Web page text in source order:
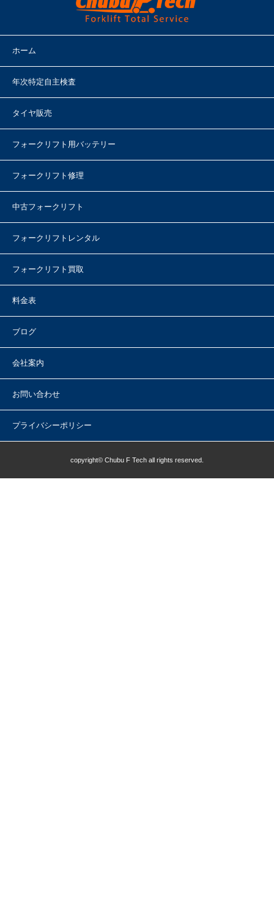
ホーム
年次特定自主検査
タイヤ販売
フォークリフト用バッテリー
フォークリフト修理
中古フォークリフト
フォークリフトレンタル
フォークリフト買取
料金表
ブログ
会社案内
お問い合わせ
プライバシーポリシー
copyright© Chubu F Tech all rights reserved.